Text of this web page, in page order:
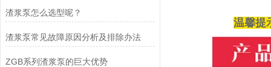
渣浆泵怎么选型呢？
渣浆泵常见故障原因分析及排除办法
ZGB系列渣浆泵的巨大优势
温馨提